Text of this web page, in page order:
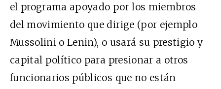
el programa apoyado por los miembros
del movimiento que dirige (por ejemplo
Mussolini o Lenin), o usará su prestigio y
capital político para presionar a otros
funcionarios públicos que no están